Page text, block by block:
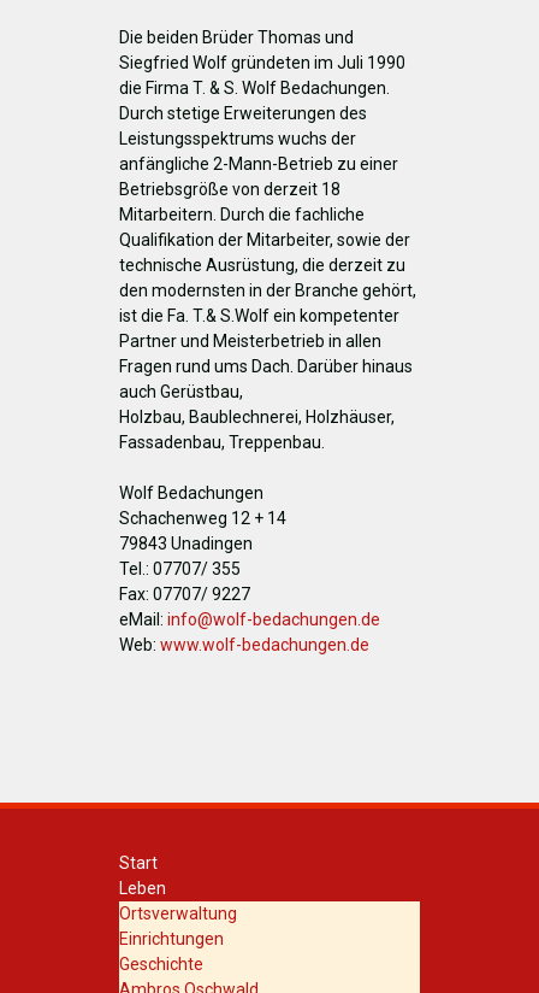
Die beiden Brüder Thomas und
Siegfried Wolf gründeten im Juli 1990
die Firma T. & S. Wolf Bedachungen.
Durch stetige Erweiterungen des
Leistungsspektrums wuchs der
anfängliche 2-Mann-Betrieb zu einer
Betriebsgröße von derzeit 18
Mitarbeitern. Durch die fachliche
Qualifikation der Mitarbeiter, sowie der
technische Ausrüstung, die derzeit zu
den modernsten in der Branche gehört,
ist die Fa. T.& S.Wolf ein kompetenter
Partner und Meisterbetrieb in allen
Fragen rund ums Dach. Darüber hinaus
auch Gerüstbau,
Holzbau, Baublechnerei, Holzhäuser,
Fassadenbau, Treppenbau.
Wolf Bedachungen
Schachenweg 12 + 14
79843 Unadingen
Tel.: 07707/ 355
Fax: 07707/ 9227
eMail: info@wolf-bedachungen.de
Web: www.wolf-bedachungen.de
Start
Leben
Ortsverwaltung
Einrichtungen
Geschichte